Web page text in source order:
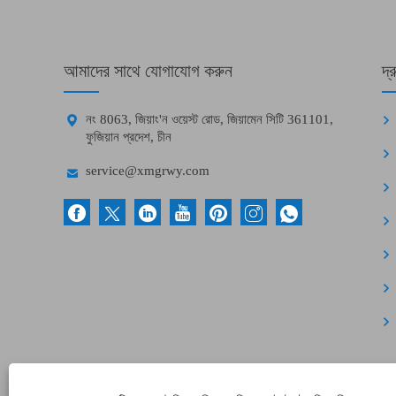
আমাদের সাথে যোগাযোগ করুন

নং 8063, জিয়াং'ন ওয়েস্ট রোড, জিয়ামেন সিটি 361101,
ফুজিয়ান প্রদেশ, চীন
 service@xmgrwy.com